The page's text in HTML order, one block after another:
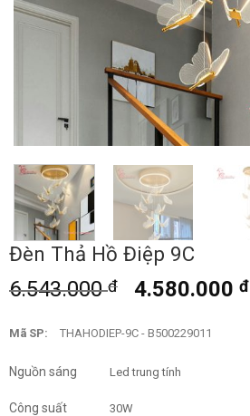
Đèn Thả Hồ Điệp 9C
6.543.000đ 4.580.000đ
Mã SP: THAHODIEP-9C - B500229011
Nguồn sáng Led trung tính
Công suất 30W